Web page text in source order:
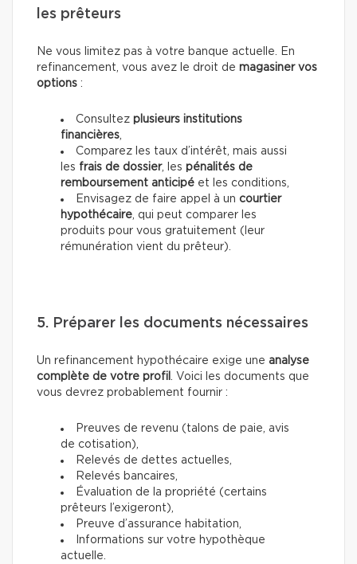
les prêteurs
Ne vous limitez pas à votre banque actuelle. En
refinancement, vous avez le droit de magasiner vos
options :
Consultez plusieurs institutions
financières,
Comparez les taux d’intérêt, mais aussi
les frais de dossier, les pénalités de
remboursement anticipé et les conditions,
Envisagez de faire appel à un courtier
hypothécaire, qui peut comparer les
produits pour vous gratuitement (leur
rémunération vient du prêteur).
5. Préparer les documents nécessaires
Un refinancement hypothécaire exige une analyse
complète de votre profil . Voici les documents que
vous devrez probablement fournir :
Preuves de revenu (talons de paie, avis
de cotisation),
Relevés de dettes actuelles,
Relevés bancaires,
Évaluation de la propriété (certains
prêteurs l’exigeront),
Preuve d’assurance habitation,
Informations sur votre hypothèque
actuelle.